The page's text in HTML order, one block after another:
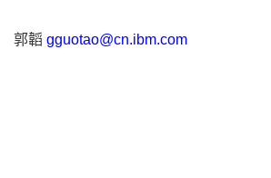
郭韜 gguotao@cn.ibm.com